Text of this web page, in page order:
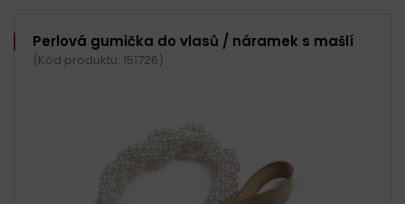
Perlová gumička do vlasů / náramek s mašlí
(Kód produktu: 151726)